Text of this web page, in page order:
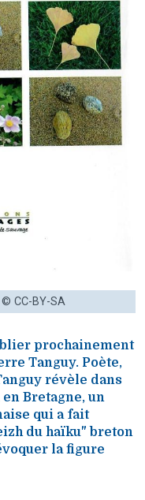
CC-BY-SA
prochainement
Tanguy. Poète,
révèle dans
Bretagne, un
qui a fait
du haïku" breton
la figure